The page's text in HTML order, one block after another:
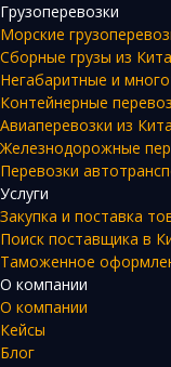
Грузоперевозки
Морские
Сборные грузы из
Негабаритные и
Контейнерные
Авиаперевозки из
Железнодорожные
Перевозки
Услуги
Закупка и поставка
Поиск поставщика в
Таможенное
О компании
О компании
Кейсы
Блог